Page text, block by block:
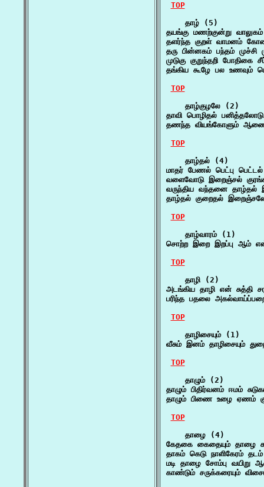
TOP
    தாழ் (5)
தயங்கு மணற்குன்று
தளர்ந்த குறள் வாமனம்
தரு பின்னகம் பந்தம்
முடுகு குறுந்தறி
தங்கிய கூழே பல உணவும்
TOP
    தாழ்குழலே (2)
தாவி பொழிதல்
தணந்த வியங்கோளும்
TOP
    தாழ்தல் (4)
மாதர் பேணல் பெட்பு
வளைவோடு இறைஞ்சல்
வருந்திய வந்தனை
தாழ்தல் குறைதல்
TOP
    தாழ்வாரம் (1)
சொற்ற இறை இறப்பு ஆம்
TOP
    தாழி (2)
அடங்கிய தாழி என்
பரிந்த பதலை
TOP
    தாழிசையும் (1)
வீசும் இனம் தாழிசையும்
TOP
    தாழும் (2)
தாழும் பிதிர்வனம் ஈமம்
தாழும் பிணை உழை ஏணம்
TOP
    தாழை (4)
கேதகை கைதையும் தாழை
தாகம் கெடு நாளிகேரம்
மடி தாழை சோம்பு
காண்டும் சருக்கரையும்